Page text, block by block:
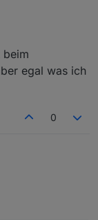
davon
du im
sollte
touch
beim
egal was ich
0
den Typ